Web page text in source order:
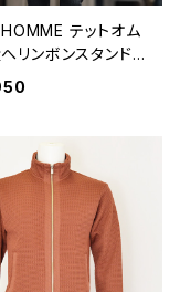
テットオム
へリンボンスタンドカ
ト メンズ 1025691
ック